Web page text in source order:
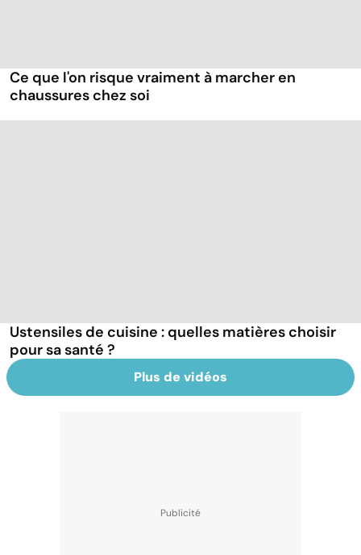
Ce que l'on risque vraiment à marcher en
chaussures chez soi
Ustensiles de cuisine : quelles matières choisir
pour sa santé ?
Plus de vidéos